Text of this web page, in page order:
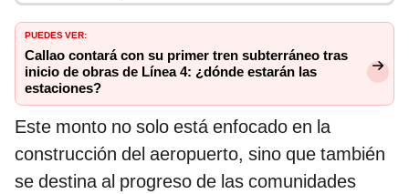
PUEDES VER:
Callao contará con su primer tren subterráneo tras
inicio de obras de Línea 4: ¿dónde estarán las
estaciones?
Este monto no solo está enfocado en la
construcción del aeropuerto, sino que también
se destina al progreso de las comunidades